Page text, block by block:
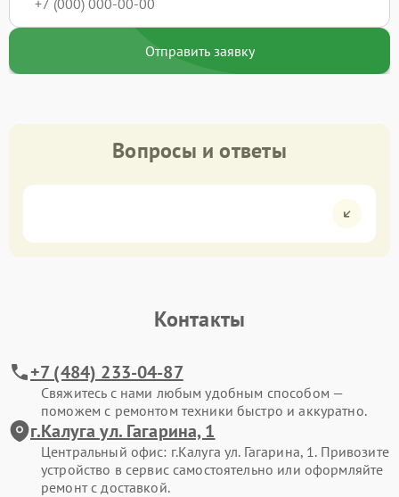
Отправить заявку
Вопросы и ответы
Контакты
+7 (484) 233-04-87
Свяжитесь с нами любым удобным способом —
поможем с ремонтом техники быстро и аккуратно.
г.Калуга ул. Гагарина, 1
Центральный офис: г.Калуга ул. Гагарина, 1. Привозите
устройство в сервис самостоятельно или оформляйте
ремонт с доставкой.